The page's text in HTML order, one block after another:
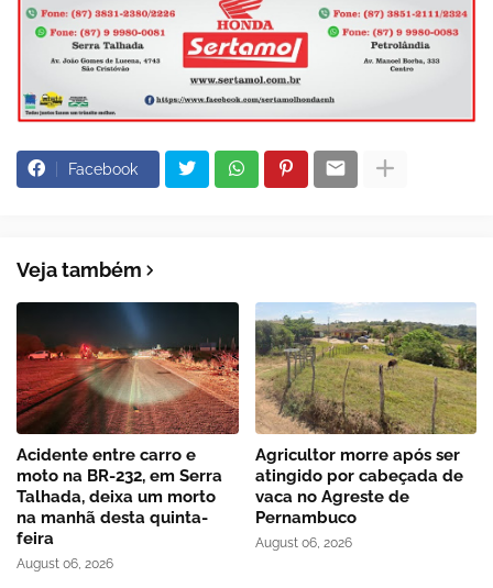
Facebook
Veja também
Acidente entre carro e
moto na BR-232, em Serra
Talhada, deixa um morto
na manhã desta quinta-
feira
August 06, 2026
Agricultor morre após ser
atingido por cabeçada de
vaca no Agreste de
Pernambuco
August 06, 2026